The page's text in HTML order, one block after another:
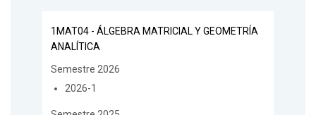
1MAT04 - ÁLGEBRA MATRICIAL Y GEOMETRÍA
ANALÍTICA
Semestre 2026
2026-1